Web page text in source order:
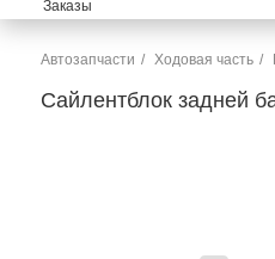
Автозапчасти Ходовая часть
Сайлентблок задней